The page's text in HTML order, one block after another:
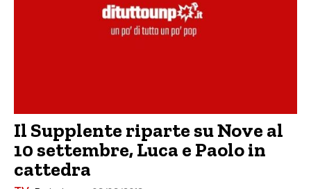
Il Supplente riparte su Nove al
10 settembre, Luca e Paolo in
cattedra